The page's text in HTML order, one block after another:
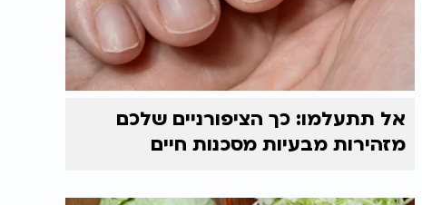
אל תתעלמו: כך הציפורניים שלכם
מזהירות מבעיות מסכנות חיים